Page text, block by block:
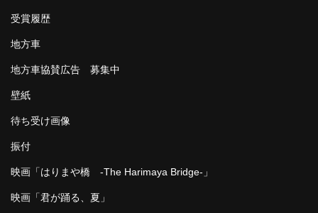
受賞履歴
地方車
地方車協賛広告 募集中
壁紙
待ち受け画像
振付
映画「はりまや橋 -The Harimaya Bridge-」
映画「君が踊る、夏」